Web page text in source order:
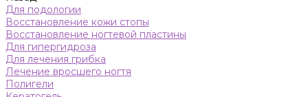
Для подологии
Восстановление кожи стопы
Восстановление ногтевой пластины
Для гипергидроза
Для лечения грибка
Лечение вросшего ногтя
Полигели